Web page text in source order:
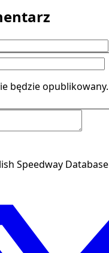
będzie opublikowany.
Speedway Database